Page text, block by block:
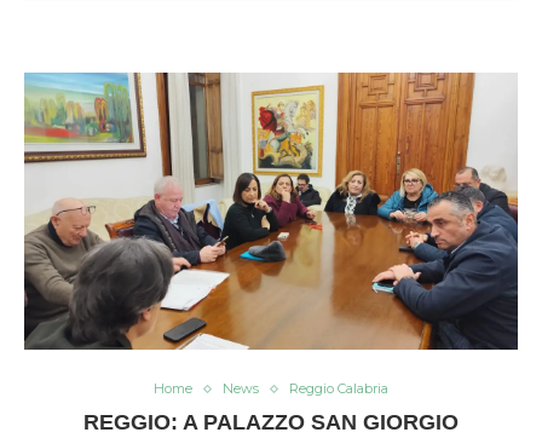
Home News Reggio Calabria
REGGIO: A PALAZZO SAN GIORGIO